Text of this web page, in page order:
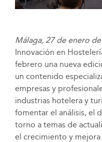
Málaga, 27 de enero
Innovación en
febrero una nueva
un contenido
empresas y
industrias hotelera y
fomentar el análisis, el
torno a temas de
el crecimiento y